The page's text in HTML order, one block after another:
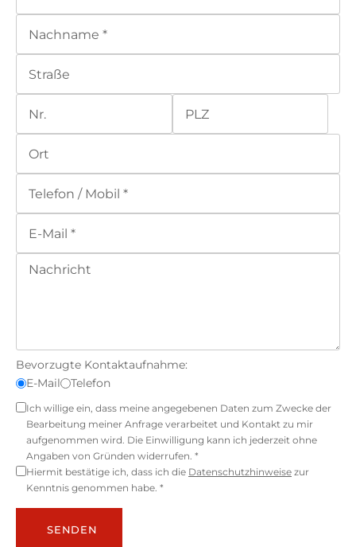
Bevorzugte Kontaktaufnahme:
E-Mail
Telefon
Ich willige ein, dass meine angegebenen Daten zum Zwecke der
Bearbeitung meiner Anfrage verarbeitet und Kontakt zu mir
aufgenommen wird. Die Einwilligung kann ich jederzeit ohne
Angaben von Gründen widerrufen. *
Hiermit bestätige ich, dass ich die Datenschutzhinweise zur
Kenntnis genommen habe. *
SENDEN